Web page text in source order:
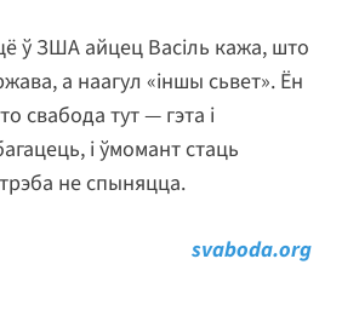
ў ЗША айцец Васіль кажа, што
а наагул «іншы сьвет». Ён
свабода тут — гэта і
і ўмомант стаць
не спыняцца.
svaboda.org